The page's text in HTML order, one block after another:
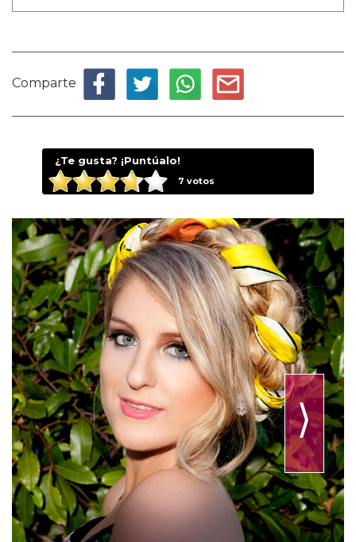
Comparte
¿Te gusta? ¡Puntúalo!
7 votos
⟩